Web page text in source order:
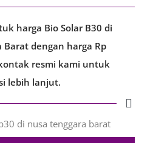
harga Bio Solar B30 di
Barat dengan harga Rp
resmi kami untuk
lebih lanjut.